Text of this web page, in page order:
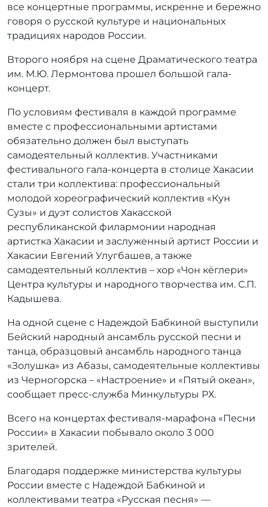
все концертные программы, искренне и бережно
говоря о русской культуре и национальных
традициях народов России.
Второго ноября на сцене Драматического театра
им. М.Ю. Лермонтова прошел большой гала-
концерт.
По условиям фестиваля в каждой программе
вместе с профессиональными артистами
обязательно должен был выступать
самодеятельный коллектив. Участниками
фестивального гала-концерта в столице Хакасии
стали три коллектива: профессиональный
молодой хореографический коллектив «Кун
Сузы» и дуэт солистов Хакасской
республиканской филармонии народная
артистка Хакасии и заслуженный артист России и
Хакасии Евгений Улугбашев, а также
самодеятельный коллектив – хор «Чон кёглери»
Центра культуры и народного творчества им. С.П.
Кадышева.
На одной сцене с Надеждой Бабкиной выступили
Бейский народный ансамбль русской песни и
танца, образцовый ансамбль народного танца
«Золушка» из Абазы, самодеятельные коллективы
из Черногорска – «Настроение» и «Пятый океан»,
сообщает пресс-служба Минкультуры РХ.
Всего на концертах фестиваля-марафона «Песни
России» в Хакасии побывало около 3 000
зрителей.
Благодаря поддержке министерства культуры
России вместе с Надеждой Бабкиной и
коллективами театра «Русская песня» —